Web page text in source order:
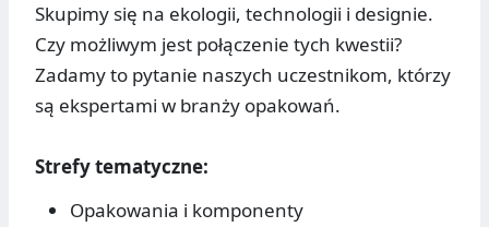
Skupimy się na ekologii, technologii i designie.
Czy możliwym jest połączenie tych kwestii?
Zadamy to pytanie naszych uczestnikom, którzy
są ekspertami w branży opakowań.
Strefy tematyczne:
Opakowania i komponenty